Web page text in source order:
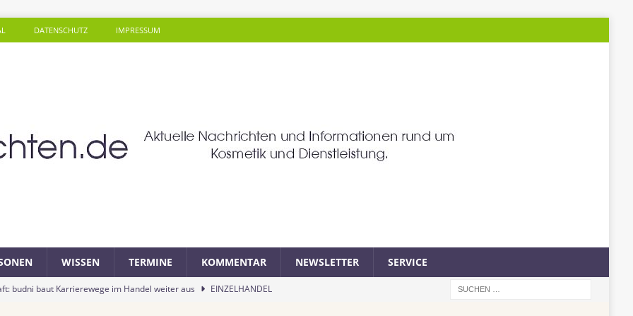
DATENSCHUTZ IMPRESSUM
WISSEN TERMINE KOMMENTAR NEWSLETTER SERVICE
budni baut Karrierewege im Handel weiter aus
EINZELHANDEL